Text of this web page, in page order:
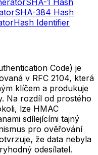
SHA-384 Hash
Hash Identifier
Code) je
v RFC 2104, která
klíčem a produkuje
Na rozdíl od prostého
lze HMAC
sdílejícími tajný
pro ověřování
že data nebyla
odesílatel.